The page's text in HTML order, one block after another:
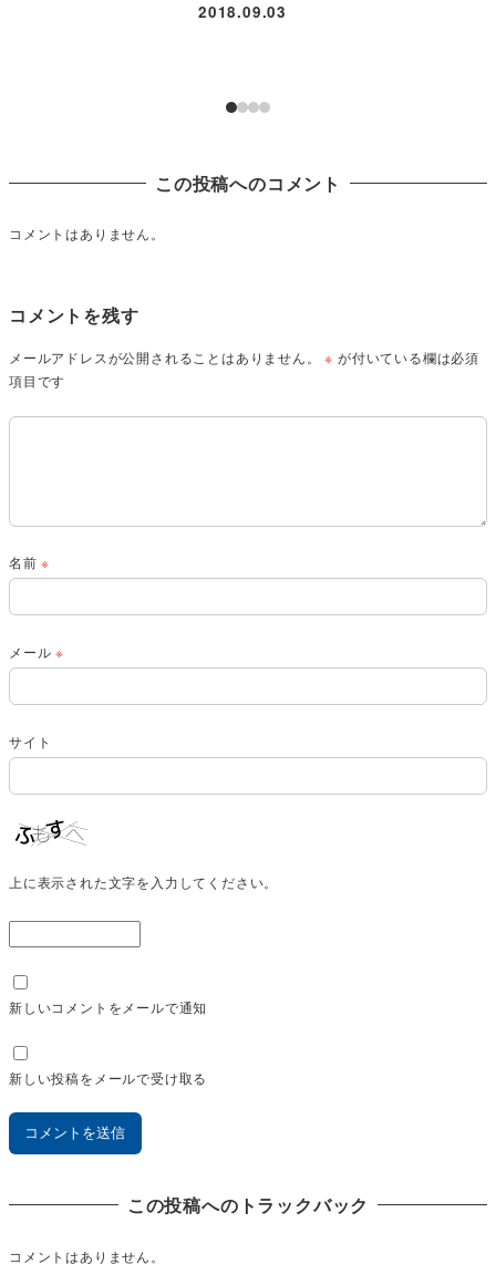
2018.09.03
この投稿へのコメント
コメントはありません。
コメントを残す
メールアドレスが公開されることはありません。 ※ が付いている欄は必須
項目です
名前※
メール※
サイト
上に表示された文字を入力してください。
新しいコメントをメールで通知
新しい投稿をメールで受け取る
この投稿へのトラックバック
コメントはありません。